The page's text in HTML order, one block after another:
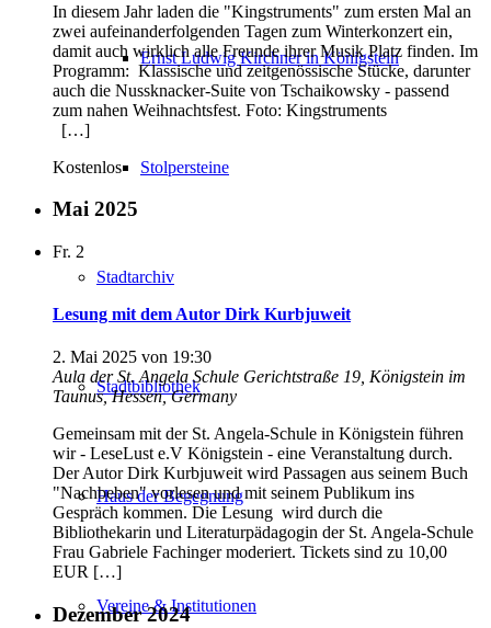
Ernst Ludwig Kirchner in Königstein
Stolpersteine
Stadtarchiv
Stadtbibliothek
Haus der Begegnung
Vereine & Institutionen
In diesem Jahr laden die "Kingstruments" zum ersten Mal an
zwei aufeinanderfolgenden Tagen zum Winterkonzert ein,
damit auch wirklich alle Freunde ihrer Musik Platz finden. Im
Programm: Klassische und zeitgenössische Stücke, darunter
auch die Nussknacker-Suite von Tschaikowsky - passend
zum nahen Weihnachtsfest. Foto: Kingstruments
[…]
Kostenlos
Mai 2025
Fr. 2
Lesung mit dem Autor Dirk Kurbjuweit
2. Mai 2025 von 19:30
Aula der St. Angela Schule Gerichtstraße 19, Königstein im
Taunus, Hessen, Germany
Gemeinsam mit der St. Angela-Schule in Königstein führen
wir - LeseLust e.V Königstein - eine Veranstaltung durch.
Der Autor Dirk Kurbjuweit wird Passagen aus seinem Buch
"Nachbeben" vorlesen und mit seinem Publikum ins
Gespräch kommen. Die Lesung wird durch die
Bibliothekarin und Literaturpädagogin der St. Angela-Schule
Frau Gabriele Fachinger moderiert. Tickets sind zu 10,00
EUR […]
Dezember 2024